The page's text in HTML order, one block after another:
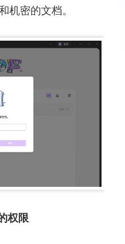
机密的文档。
权限